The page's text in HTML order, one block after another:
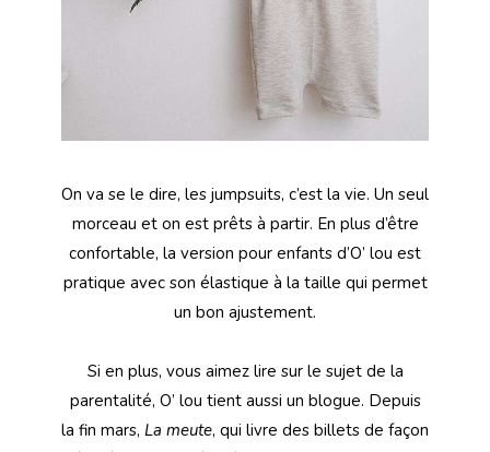
On va se le dire, les jumpsuits, c’est la vie. Un seul
morceau et on est prêts à partir. En plus d’être
confortable, la version pour enfants d’O’ lou est
pratique avec son élastique à la taille qui permet
un bon ajustement.
Si en plus, vous aimez lire sur le sujet de la
parentalité, O’ lou tient aussi un blogue. Depuis
la fin mars, La meute, qui livre des billets de façon